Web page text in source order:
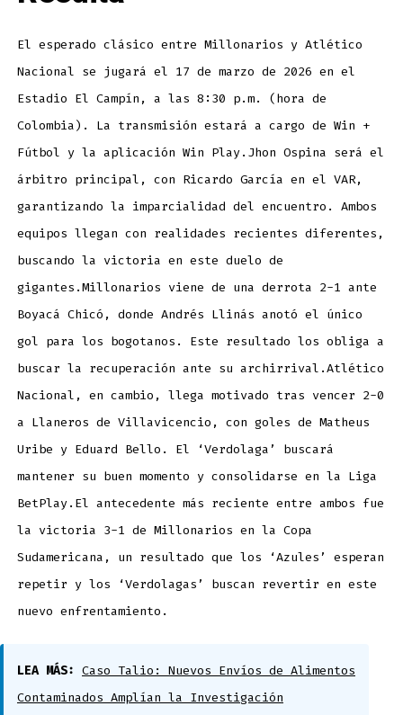
El esperado clásico entre Millonarios y Atlético
Nacional se jugará el 17 de marzo de 2026 en el
Estadio El Campín, a las 8:30 p.m. (hora de
Colombia). La transmisión estará a cargo de Win +
Fútbol y la aplicación Win Play.Jhon Ospina será el
árbitro principal, con Ricardo García en el VAR,
garantizando la imparcialidad del encuentro. Ambos
equipos llegan con realidades recientes diferentes,
buscando la victoria en este duelo de
gigantes.Millonarios viene de una derrota 2-1 ante
Boyacá Chicó, donde Andrés Llinás anotó el único
gol para los bogotanos. Este resultado los obliga a
buscar la recuperación ante su archirrival.Atlético
Nacional, en cambio, llega motivado tras vencer 2-0
a Llaneros de Villavicencio, con goles de Matheus
Uribe y Eduard Bello. El ‘Verdolaga’ buscará
mantener su buen momento y consolidarse en la Liga
BetPlay.El antecedente más reciente entre ambos fue
la victoria 3-1 de Millonarios en la Copa
Sudamericana, un resultado que los ‘Azules’ esperan
repetir y los ‘Verdolagas’ buscan revertir en este
nuevo enfrentamiento.
LEA MÁS: Caso Talio: Nuevos Envíos de Alimentos
Contaminados Amplían la Investigación